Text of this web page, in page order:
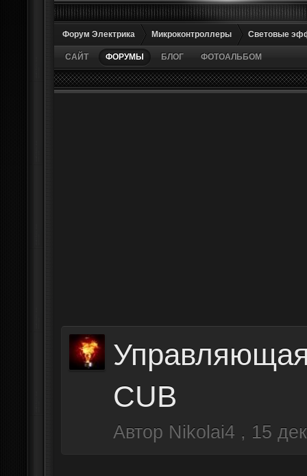
Форум Электрика Микроконтроллеры Световые
САЙТ ФОРУМЫ БЛОГ ФОТОАЛЬБОМ
CUB
Автор Nikolai4 , 15